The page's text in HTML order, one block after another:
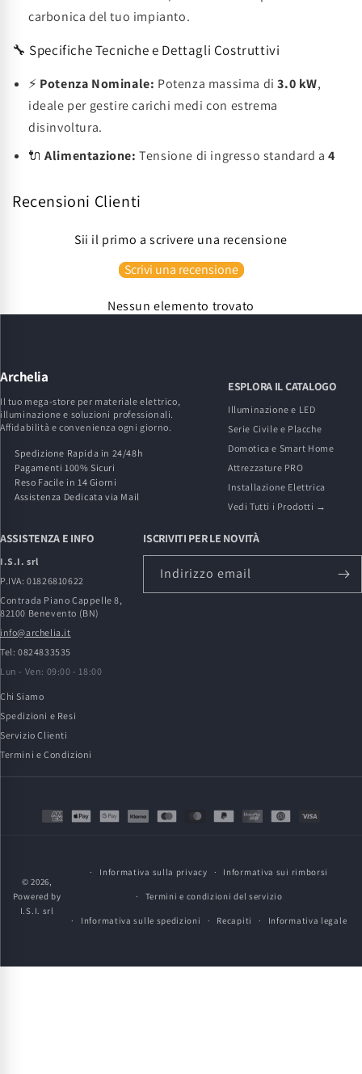
carbonica del tuo impianto.
🔧 Specifiche Tecniche e Dettagli Costruttivi
⚡ Potenza Nominale: Potenza massima di3.0 kW,
ideale per gestire carichi medi con estrema
disinvoltura.
🔌Alimentazione: Tensione di ingresso standard a4
Recensioni Clienti
Sii il primo a scrivere una recensione
Scrivi una recensione
Nessun elemento trovato
Archelia
Il tuo mega-store per materiale elettrico,
illuminazione e soluzioni professionali.
Affidabilità e convenienza ogni giorno.
Spedizione Rapida in 24/48h
Pagamenti 100% Sicuri
Reso Facile in 14 Giorni
Assistenza Dedicata via Mail
ESPLORA IL CATALOGO
Illuminazione e LED
Serie Civile e Placche
Domotica e Smart Home
Attrezzature PRO
Installazione Elettrica
Vedi Tutti i Prodotti →
ASSISTENZA E INFO
I.S.I. srl
P.IVA: 01826810622
Contrada Piano Cappelle 8,
82100 Benevento (BN)
info@archelia.it
Tel: 0824833535
Lun - Ven: 09:00 - 18:00
Chi Siamo
Spedizioni e Resi
Servizio Clienti
Termini e Condizioni
ISCRIVITI PER LE NOVITÀ
Indirizzo email
Metodi
© 2026,
Powered by
I.S.I. srl
Informativa sulla privacy Informativa sui rimborsi
Termini e condizioni del servizio
Informativa sulle spedizioni Recapiti Informativa legale